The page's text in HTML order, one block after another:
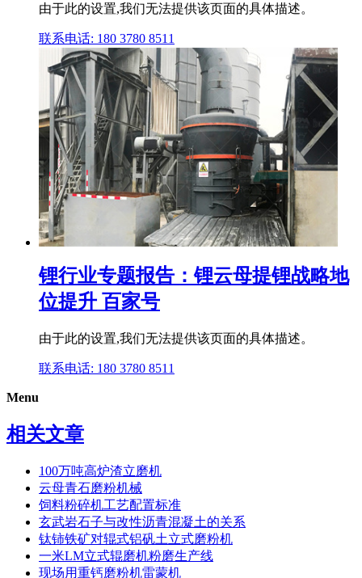
由于此的设置,我们无法提供该页面的具体描述。
联系电话: 180 3780 8511
锂行业专题报告：锂云母提锂战略地
位提升 百家号
由于此的设置,我们无法提供该页面的具体描述。
联系电话: 180 3780 8511
Menu
相关文章
100万吨高炉渣立磨机
云母青石磨粉机械
饲料粉碎机工艺配置标准
玄武岩石子与改性沥青混凝土的关系
钛铈铁矿对辊式铝矾土立式磨粉机
一米LM立式辊磨机粉磨生产线
现场用重钙磨粉机雷蒙机